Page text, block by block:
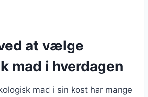
at vælge
mad i hverdagen
mad i sin kost har mange